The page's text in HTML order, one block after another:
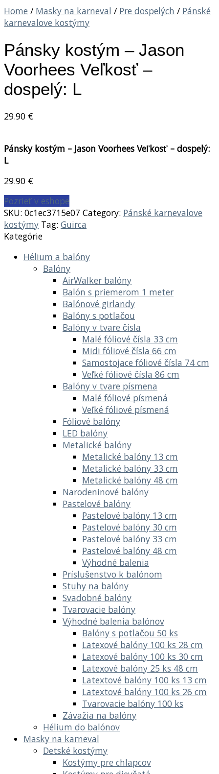
Home / Masky na karneval / Pre dospelých / Pánské
karnevalove kostýmy
Pánsky kostým – Jason
Voorhees Veľkosť –
dospelý: L
29.90 €
Pánsky kostým – Jason Voorhees Veľkosť – dospelý:
L
29.90 €
Pozrieť v eshope
SKU: 0c1ec3715e07 Category: Pánské karnevalove
kostýmy Tag: Guirca
Kategórie
Hélium a balóny
Balóny
AirWalker balóny
Balón s priemerom 1 meter
Balónové girlandy
Balóny s potlačou
Balóny v tvare čísla
Malé fóliové čísla 33 cm
Midi fóliové čísla 66 cm
Samostojace fóliové čísla 74 cm
Veľké fóliové čísla 86 cm
Balóny v tvare písmena
Malé fóliové písmená
Veľké fóliové písmená
Fóliové balóny
LED balóny
Metalické balóny
Metalické balóny 13 cm
Metalické balóny 33 cm
Metalické balóny 48 cm
Narodeninové balóny
Pastelové balóny
Pastelové balóny 13 cm
Pastelové balóny 30 cm
Pastelové balóny 33 cm
Pastelové balóny 48 cm
Výhodné balenia
Príslušenstvo k balónom
Stuhy na balóny
Svadobné balóny
Tvarovacie balóny
Výhodné balenia balónov
Balóny s potlačou 50 ks
Latexové balóny 100 ks 28 cm
Latexové balóny 100 ks 30 cm
Latexové balóny 25 ks 48 cm
Latextové balóny 100 ks 13 cm
Latextové balóny 100 ks 26 cm
Tvarovacie balóny 100 ks
Závažia na balóny
Hélium do balónov
Masky na karneval
Detské kostýmy
Kostýmy pre chlapcov